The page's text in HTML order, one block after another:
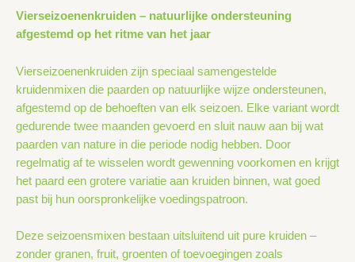
Vierseizoenenkruiden – natuurlijke ondersteuning
afgestemd op het ritme van het jaar
Vierseizoenenkruiden zijn speciaal samengestelde
kruidenmixen die paarden op natuurlijke wijze ondersteunen,
afgestemd op de behoeften van elk seizoen. Elke variant wordt
gedurende twee maanden gevoerd en sluit nauw aan bij wat
paarden van nature in die periode nodig hebben. Door
regelmatig af te wisselen wordt gewenning voorkomen en krijgt
het paard een grotere variatie aan kruiden binnen, wat goed
past bij hun oorspronkelijke voedingspatroon.
Deze seizoensmixen bestaan uitsluitend uit pure kruiden –
zonder granen, fruit, groenten of toevoegingen zoals